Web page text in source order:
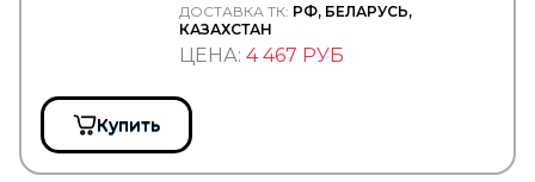
DEFA
DELCO REMY
DELPHI
DELTA
ДОСТАВКА ТК: РФ, БЕЛАРУСЬ,
КАЗАХСТАН
ЦЕНА: 4 467 РУБ
Купить